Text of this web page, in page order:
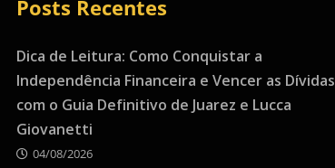
Posts Recentes
Dica de Leitura: Como Conquistar a
Independência Financeira e Vencer as Dívidas
com o Guia Definitivo de Juarez e Lucca
Giovanetti
04/08/2026